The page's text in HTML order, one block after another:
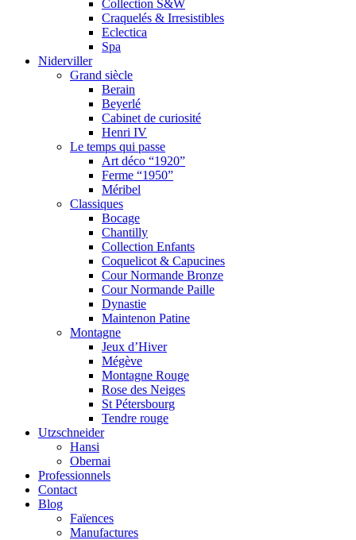
Collection S&W
Craquelés & Irresistibles
Eclectica
Spa
Niderviller
Grand siècle
Berain
Beyerlé
Cabinet de curiosité
Henri IV
Le temps qui passe
Art déco “1920”
Ferme “1950”
Méribel
Classiques
Bocage
Chantilly
Collection Enfants
Coquelicot & Capucines
Cour Normande Bronze
Cour Normande Paille
Dynastie
Maintenon Patine
Montagne
Jeux d’Hiver
Mégève
Montagne Rouge
Rose des Neiges
St Pétersbourg
Tendre rouge
Utzschneider
Hansi
Obernai
Professionnels
Contact
Blog
Faïences
Manufactures